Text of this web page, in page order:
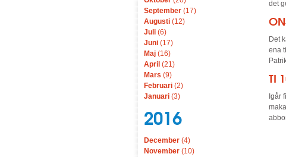
September (17)
Augusti (12)
Juli (6)
Juni (17)
Maj (16)
April (21)
Mars (9)
Februari (2)
Januari (3)
2016
December (4)
November (10)
det
Det
ena
TI
Igår